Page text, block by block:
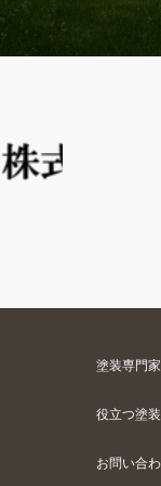
塗装専門
役立つ塗
お問い合